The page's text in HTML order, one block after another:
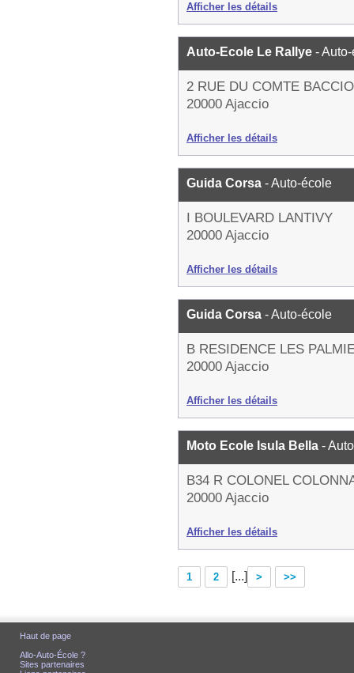
Afficher les détails
Auto-Ecole Le Rallye -
2 RUE DU COMTE
20000 Ajaccio
Afficher les détails
Guida Corsa - Auto-école
I BOULEVARD LANTIVY
20000 Ajaccio
Afficher les détails
Guida Corsa - Auto-école
B RESIDENCE LES
20000 Ajaccio
Afficher les détails
Moto Ecole Isula Bella -
B34 R COLONEL
20000 Ajaccio
Afficher les détails
1 2 [...] > >>
Haut de page
Allo-Auto-École ?
Sites partenaires